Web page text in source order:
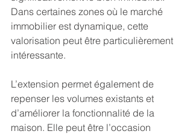
Dans certaines zones où le marché
immobilier est dynamique, cette
valorisation peut être particulièrement
intéressante.
L’extension permet également de
repenser les volumes existants et
d’améliorer la fonctionnalité de la
maison. Elle peut être l’occasion